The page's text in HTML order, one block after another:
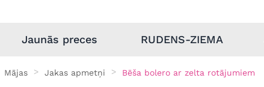
Jaunās preces RUDENS-ZIEMA
Mājas Jakas apmetņi Bēša bolero ar zelta rotājumiem